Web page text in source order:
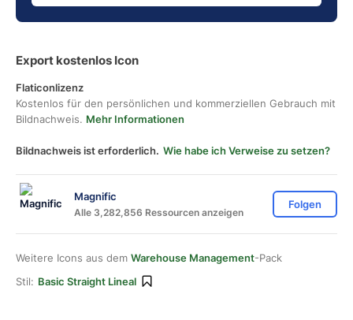
Export kostenlos Icon
Flaticonlizenz
Kostenlos für den persönlichen und kommerziellen Gebrauch mit
Bildnachweis. Mehr Informationen
Bildnachweis ist erforderlich. Wie habe ich Verweise zu setzen?
Magnific
Alle 3,282,856 Ressourcen anzeigen
Folgen
Weitere Icons aus dem Warehouse Management-Pack
Stil: Basic Straight Lineal